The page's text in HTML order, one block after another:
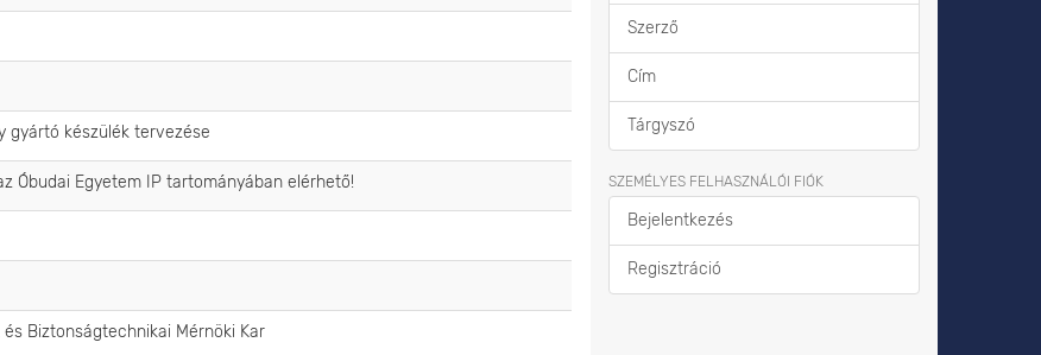
gyártó készülék tervezése
Óbudai Egyetem IP tartományában elérhető!
és Biztonságtechnikai Mérnöki Kar
Szerző
Cím
Tárgyszó
SZEMÉLYES FELHASZNÁLÓI FIÓK
Bejelentkezés
Regisztráció